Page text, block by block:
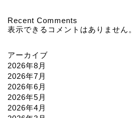
Recent Comments
表示できるコメントはありません。
アーカイブ
2026年8月
2026年7月
2026年6月
2026年5月
2026年4月